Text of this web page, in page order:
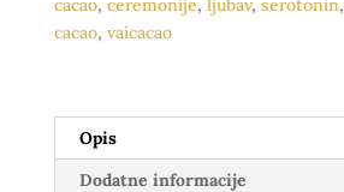
cacao, ceremonije, ljubav, serotonin,
cacao, vaicacao
Opis
Dodatne informacije